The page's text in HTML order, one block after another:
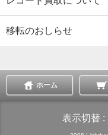
移転のおしらせ
ホーム
表示切替 :